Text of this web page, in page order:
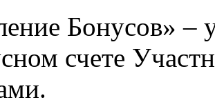
Бонусов» –
счете